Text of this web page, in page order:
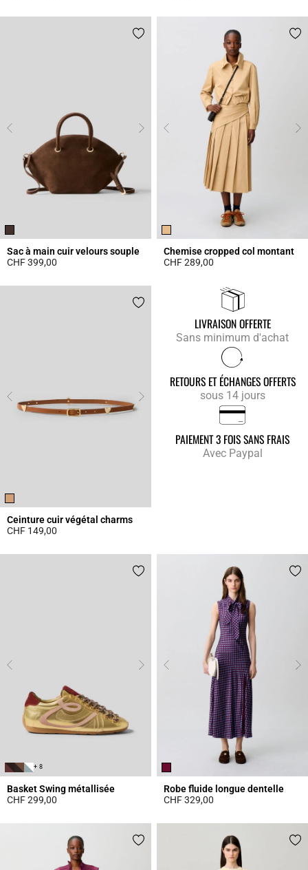
Sac à main cuir velours souple
CHF 399,00
Chemise cropped col montant
CHF 289,00
Ceinture cuir végétal charms
CHF 149,00
LIVRAISON OFFERTE
Sans minimum d'achat
RETOURS ET ÉCHANGES OFFERTS
sous 14 jours
PAIEMENT 3 FOIS SANS FRAIS
Avec Paypal
+ 8
Basket Swing métallisée
CHF 299,00
Robe fluide longue dentelle
CHF 329,00